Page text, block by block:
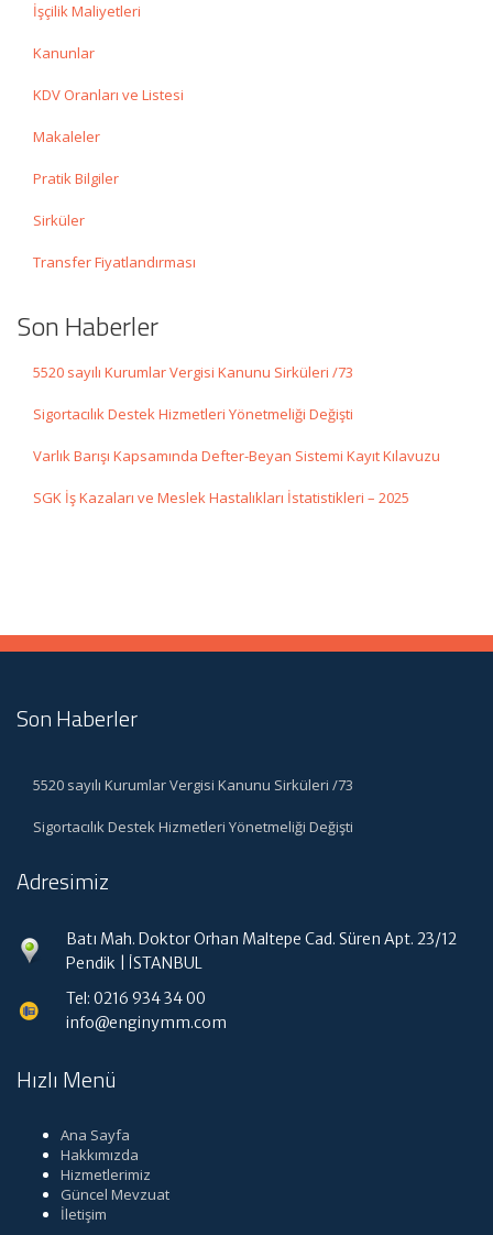
İşçilik Maliyetleri
Kanunlar
KDV Oranları ve Listesi
Makaleler
Pratik Bilgiler
Sirküler
Transfer Fiyatlandırması
Son Haberler
5520 sayılı Kurumlar Vergisi Kanunu Sirküleri /73
Sigortacılık Destek Hizmetleri Yönetmeliği Değişti
Varlık Barışı Kapsamında Defter-Beyan Sistemi Kayıt Kılavuzu
SGK İş Kazaları ve Meslek Hastalıkları İstatistikleri – 2025
Son Haberler
5520 sayılı Kurumlar Vergisi Kanunu Sirküleri /73
Sigortacılık Destek Hizmetleri Yönetmeliği Değişti
Adresimiz
Batı Mah. Doktor Orhan Maltepe Cad. Süren Apt. 23/12
Pendik | İSTANBUL
Tel: 0216 934 34 00
info@enginymm.com
Hızlı Menü
Ana Sayfa
Hakkımızda
Hizmetlerimiz
Güncel Mevzuat
İletişim